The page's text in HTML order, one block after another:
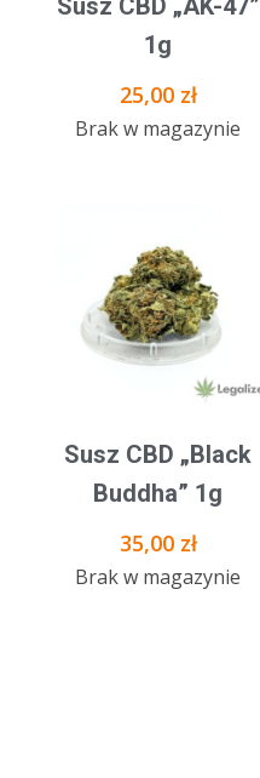
1g
25,00 zł
Brak w magazynie
Susz CBD „Black
Buddha” 1g
35,00 zł
Brak w magazynie